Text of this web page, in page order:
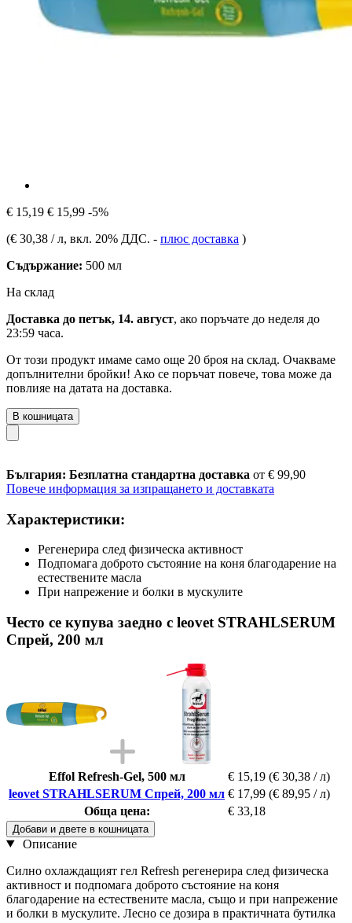
€ 15,19 € 15,99 -5%
(€ 30,38 / л, вкл. 20% ДДС. - плюс доставка )
Съдържание: 500 мл
На склад
Доставка до петък, 14. август, ако поръчате до неделя до
23:59 часа.
От този продукт имаме само още 20 броя на склад. Очакваме
допълнителни бройки! Ако се поръчат повече, това може да
повлияе на датата на доставка.
В кошницата
България: Безплатна стандартна доставка от € 99,90
Повече информация за изпращането и доставката
Характеристики:
Регенерира след физическа активност
Подпомага доброто състояние на коня благодарение на
естествените масла
При напрежение и болки в мускулите
Често се купува заедно с leovet STRAHLSERUM
Спрей, 200 мл
Effol Refresh-Gel, 500 мл € 15,19 (€ 30,38 / л)
leovet STRAHLSERUM Спрей, 200 мл € 17,99 (€ 89,95 / л)
Обща цена:
€ 33,18
Добави и двете в кошницата
Описание
Силно охлаждащият гел Refresh регенерира след физическа
активност и подпомага доброто състояние на коня
благодарение на естествените масла, също и при напрежение
и болки в мускулите. Лесно се дозира в практичната бутилка